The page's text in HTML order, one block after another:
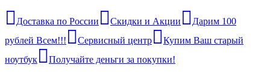
Доставка по России Скидки и Акции
Дарим 100
рублей Всем!!!
Сервисный центр
Купим Ваш старый
ноутбук
Получайте деньги за покупки!